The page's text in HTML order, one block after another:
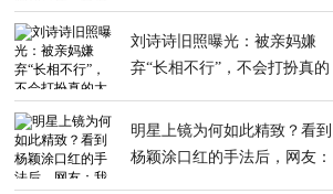
刘诗诗旧照曝光：被亲妈嫌
弃“长相不行”，不会打扮真的
明星上镜为何如此精致？看到
杨颖涂口红的手法后，网友：